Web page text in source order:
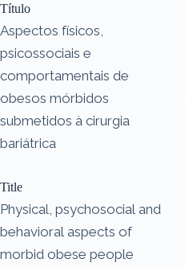
Título
Aspectos físicos,
psicossociais e
comportamentais de
obesos mórbidos
submetidos à cirurgia
bariátrica
Title
Physical, psychosocial and
behavioral aspects of
morbid obese people